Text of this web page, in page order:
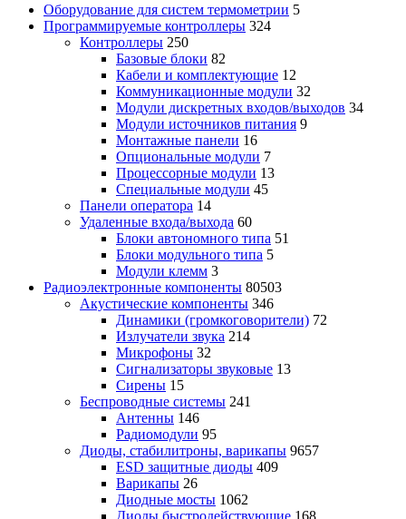
Оборудование для систем термометрии 5
Программируемые контроллеры 324
Контроллеры 250
Базовые блоки 82
Кабели и комплектующие 12
Коммуникационные модули 32
Модули дискретных входов/выходов 34
Модули источников питания 9
Монтажные панели 16
Опциональные модули 7
Процессорные модули 13
Специальные модули 45
Панели оператора 14
Удаленные входа/выхода 60
Блоки автономного типа 51
Блоки модульного типа 5
Модули клемм 3
Радиоэлектронные компоненты 80503
Акустические компоненты 346
Динамики (громкоговорители) 72
Излучатели звука 214
Микрофоны 32
Сигнализаторы звуковые 13
Сирены 15
Беспроводные системы 241
Антенны 146
Радиомодули 95
Диоды, стабилитроны, варикапы 9657
ESD защитные диоды 409
Варикапы 26
Диодные мосты 1062
Диоды быстродействующие 168